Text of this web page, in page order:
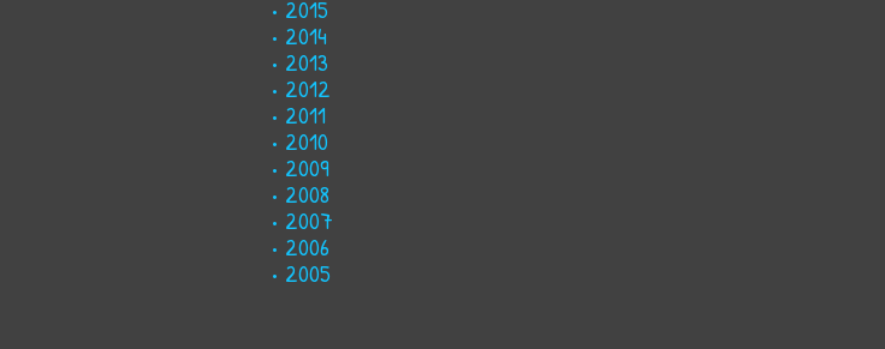
2015
2014
2013
2012
2011
2010
2009
2008
2007
2006
2005